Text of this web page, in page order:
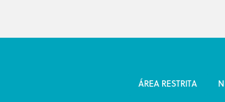
ÁREA RESTRITA